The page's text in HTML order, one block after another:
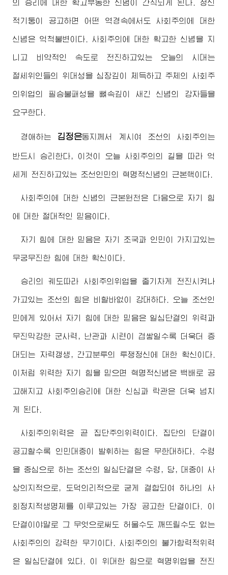
의 승리에 대한 확고부동한 신념이 간직되게 된다. 정신
적기둥이 공고하면 어떤 역경속에서도 사회주의에 대한
신념은 억척불변이다. 사회주의에 대한 확고한 신념을 지
니고 비약적인 속도로 전진하고있는 오늘의 시대는
절세위인 들의 위대성을 심장깊이 체득하고 주체의 사회주
의위업의 필승불패성을 뼈속깊이 새긴 신념의 강자들을
요구한다.
경애하는 김정은동지 께서 계시여 조선의 사회주의는
반드시 승리한다, 이것이 오늘 사회주의의 길을 따라 억
세게 전진하고있는 조선인민의 혁명적신념의 근본핵이다.
사회주의에 대한 신념의 근본원천은 다음으로 자기 힘
에 대한 절대적인 믿음이다.
자기 힘에 대한 믿음은 자기 조국과 인민이 가지고있는
무궁무진한 힘에 대한 확신이다.
승리의 궤도따라 사회주의위업을 줄기차게 전진시켜나
가고있는 조선의 힘은 비할바없이 강대하다. 오늘 조선인
민에게 있어서 자기 힘에 대한 믿음은 일심단결의 위력과
무진막강한 군사력, 난관과 시련이 겹쌓일수록 더욱더 증
대되는 자력갱생, 간고분투의 투쟁정신에 대한 확신이다.
이처럼 위력한 자기 힘을 믿으면 혁명적신념은 백배로 공
고해지고 사회주의승리에 대한 신심과 락관은 더욱 넘치
게 된다.
사회주의위력은 곧 집단주의위력이다. 집단의 단결이
공고할수록 인민대중이 발휘하는 힘은 무한대하다. 수령
을 중심으로 하는 조선의 일심단결은 수령 , 당, 대중이 사
상의지적으로, 도덕의리적으로 굳게 결합되여 하나의 사
회정치적생명체를 이루고있는 가장 공고한 단결이다. 이
단결이야말로 그 무엇으로써도 허물수도 깨뜨릴수도 없는
사회주의의 강력한 무기이다. 사회주의의 불가항력적위력
은 일심단결에 있다. 이 위대한 힘으로 혁명위업을 전진